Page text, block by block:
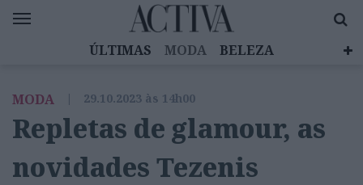
ÚLTIMAS MODA
BELEZA
EMOÇÕES
MULHERES INSPIRADORAS
DIZ QUEM SABE
ACTIVA BRAND STUDIO
MODA | 29.10.2023 às 14h00
Repletas de glamour, as
novidades Tezenis